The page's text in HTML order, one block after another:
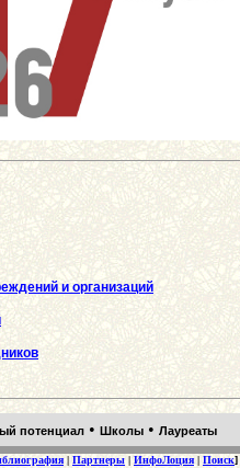
и организаций
потенциал • Школы • Лауреаты
| Партнеры|ИнфоЛоция| Поиск]